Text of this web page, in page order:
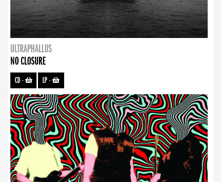
ULTRAPHALLUS
NO CLOSURE
CD- LP-